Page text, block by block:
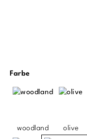
Farbeauswählen
woodland olive